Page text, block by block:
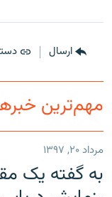
ارسال
مهم‌ترین
مرداد ۲۰, ۱۳۹۷
به گفته یک